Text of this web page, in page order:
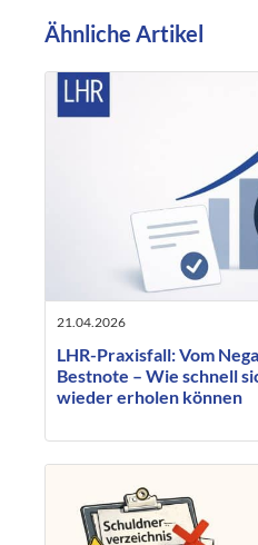
Ähnliche Artikel
21.04.2026
LHR-Praxisfall: Vom
Bestnote – Wie schnell
wieder erholen können